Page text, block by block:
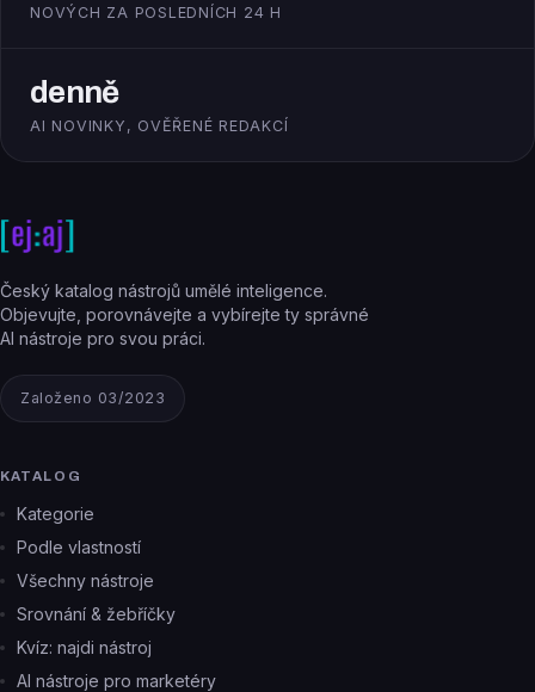
NOVÝCH ZA POSLEDNÍCH 24 H
denně
AI NOVINKY, OVĚŘENÉ REDAKCÍ
Český katalog nástrojů umělé inteligence.
Objevujte, porovnávejte a vybírejte ty správné
AI nástroje pro svou práci.
Založeno 03/2023
KATALOG
Kategorie
Podle vlastností
Všechny nástroje
Srovnání & žebříčky
Kvíz: najdi nástroj
AI nástroje pro marketéry